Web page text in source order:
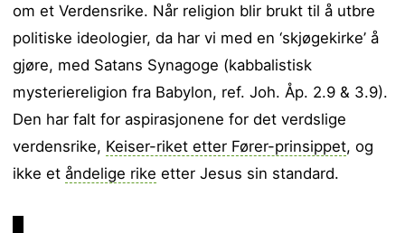
om et Verdensrike. Når religion blir brukt til å utbre
politiske ideologier, da har vi med en ‘skjøgekirke’ å
gjøre, med Satans Synagoge (kabbalistisk
mysteriereligion fra Babylon, ref. Joh. Åp. 2.9 & 3.9).
Den har falt for aspirasjonene for det verdslige
verdensrike, Keiser-riket etter Fører-prinsippet, og
ikke etåndelige rike etter Jesus sin standard.